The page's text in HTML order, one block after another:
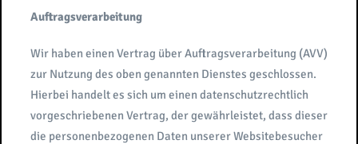
Auftragsverarbeitung
Wir haben einen Vertrag über Auftragsverarbeitung (AVV)
zur Nutzung des oben genannten Dienstes geschlossen.
Hierbei handelt es sich um einen datenschutzrechtlich
vorgeschriebenen Vertrag, der gewährleistet, dass dieser
die personenbezogenen Daten unserer Websitebesucher